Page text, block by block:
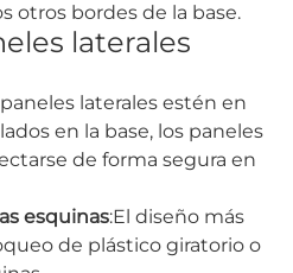
otros bordes de la base.
laterales
laterales estén en
en la base, los paneles
de forma segura en
esquinas:El diseño más
de plástico giratorio o